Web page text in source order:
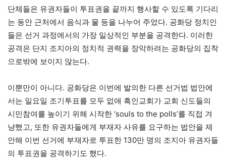
단체들은 유권자들이 투표권을 끝까지 행사할 수 있도록 기다리
는 동안 근처에서 음식과 물 등을 나누어 주었다. 공화당 정치인
들은 선거 과정에서의 가장 일상적인 부분을 공격한다. 이러한
공격은 단지 조지아의 정치적 권력을 장악하려는 공화당의 집착
으로밖에 보이지 않는다.
이뿐만이 아니다. 공화당은 이번에 발의한 다른 선거법 법안에
서는 일요일 조기투표를 모두 없애 흑인교회가 교회 신도들의
시민참여를 높이기 위해 시작한 ‘souls to the polls’를 직접 겨
냥했고, 또한 유권자들에게 부재자 사유를 요구하는 법안을 제
안해 이번 선거에 부재자로 투표한 130만 명의 조지아 유권자들
의 투표권을 공격하기도 했다.